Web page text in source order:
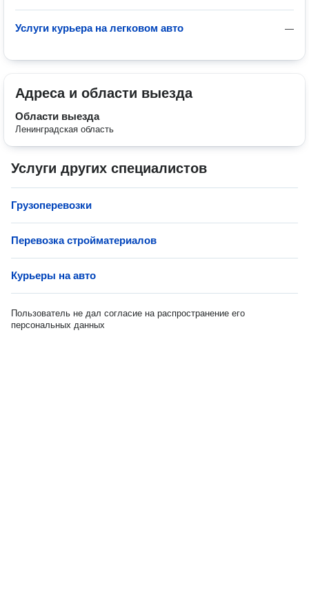
—
Услуги курьера на легковом авто
Адреса и области выезда
Области выезда
Ленинградская область
Услуги других специалистов
Грузоперевозки
Перевозка стройматериалов
Курьеры на авто
Пользователь не дал согласие на распространение его
персональных данных